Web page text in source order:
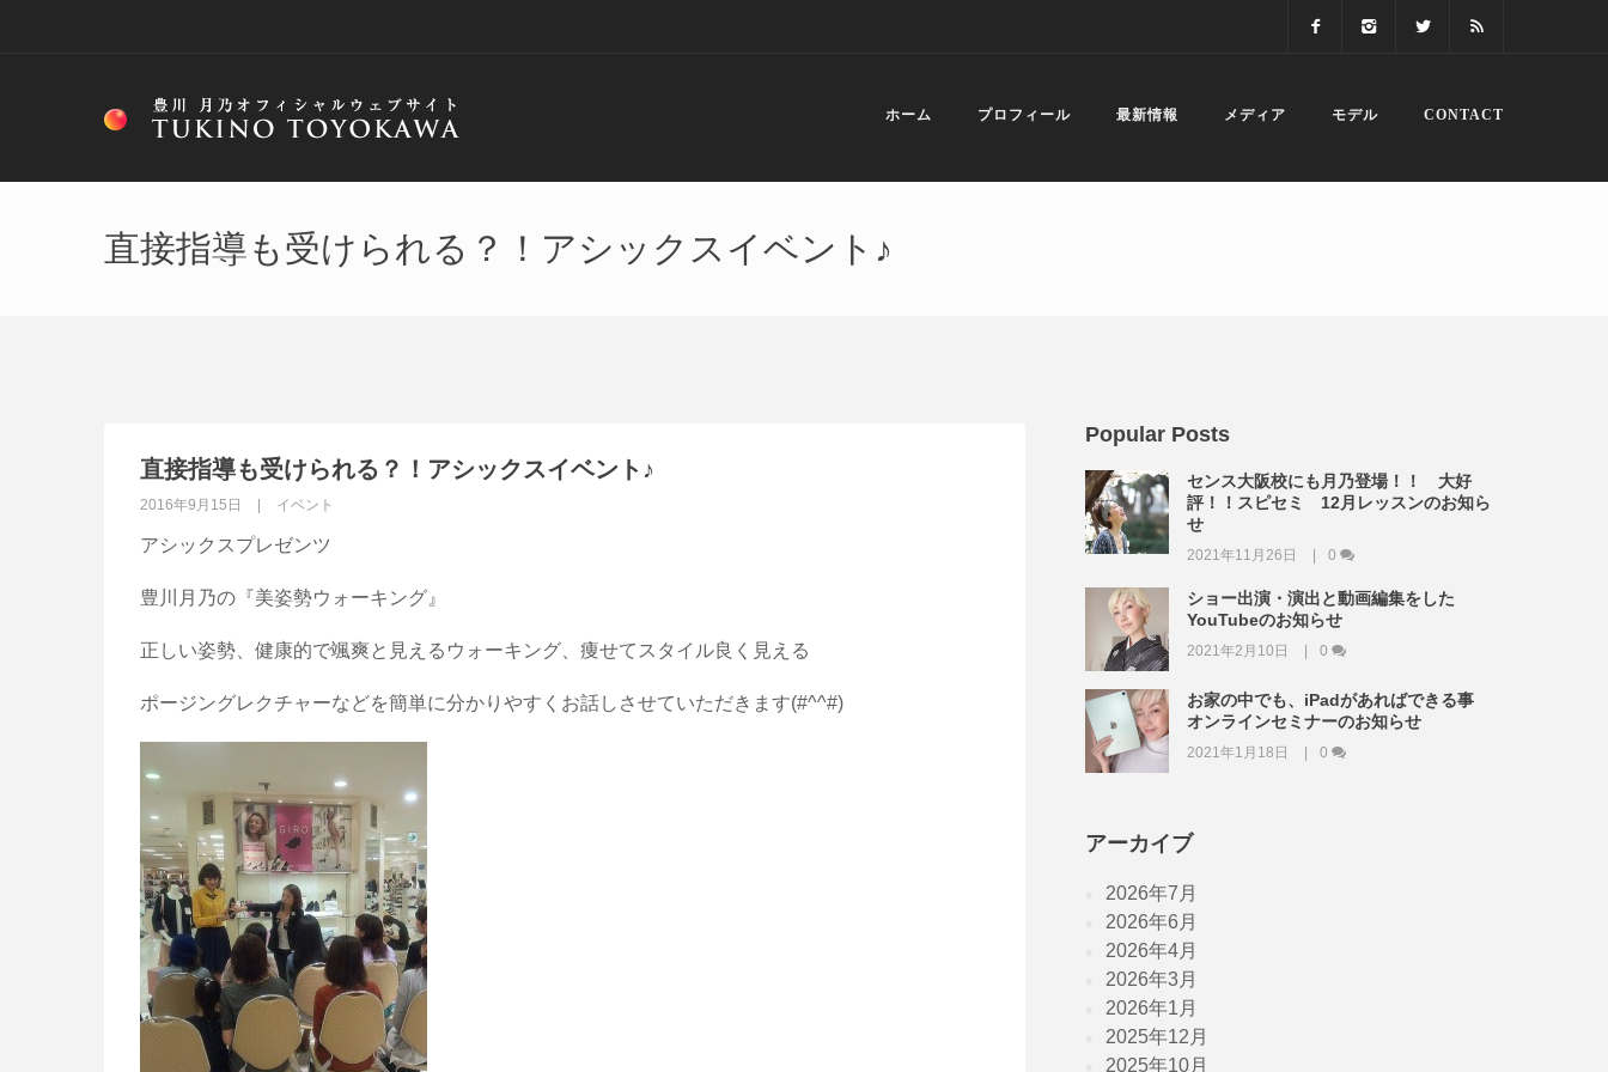
ホーム プロフィール 最新情報 メディア モデル CONTACT
直接指導も受けられる？！アシックスイベント♪
直接指導も受けられる？！アシックスイベント♪
2016年9月15日 イベント
アシックスプレゼンツ
豊川月乃の『美姿勢ウォーキング』
正しい姿勢、健康的で颯爽と見えるウォーキング、 痩せてスタイル良く見える
ポージングレクチャーなどを簡単に分かりやすくお話しさせていただきます(#^^#)
Popular Posts
センス大阪校にも月乃登場！！ 大好
評！！スピセミ 12月レッスンのお知ら
せ
2021年11月26日 0
ショー出演・演出と動画編集をした
YouTubeのお知らせ
2021年2月10日 0
お家の中でも、iPadがあればできる事
オンラインセミナーのお知らせ
2021年1月18日 0
アーカイブ
2026年7月
2026年6月
2026年4月
2026年3月
2026年1月
2025年12月
2025年10月